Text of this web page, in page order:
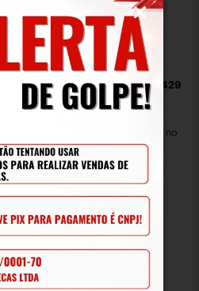
Catalisador Ford Cargo 2429
5307838
R$ 5.940,00
Em até 12x de R$ 601,97 no
cartão
5802348593